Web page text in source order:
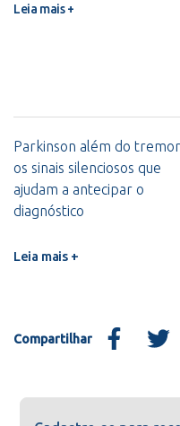
Leia mais +
Parkinson além do
os sinais silenciosos que
ajudam a antecipar o
diagnóstico
Leia mais +
Compartilhar